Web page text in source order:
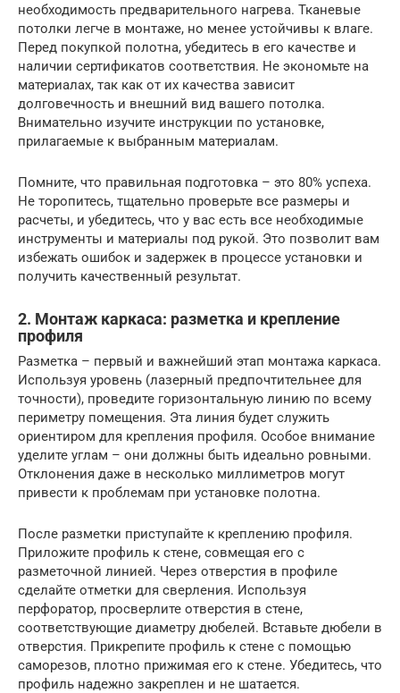
необходимость предварительного нагрева. Тканевые
потолки легче в монтаже, но менее устойчивы к влаге.
Перед покупкой полотна, убедитесь в его качестве и
наличии сертификатов соответствия. Не экономьте на
материалах, так как от их качества зависит
долговечность и внешний вид вашего потолка.
Внимательно изучите инструкции по установке,
прилагаемые к выбранным материалам.
Помните, что правильная подготовка – это 80% успеха.
Не торопитесь, тщательно проверьте все размеры и
расчеты, и убедитесь, что у вас есть все необходимые
инструменты и материалы под рукой. Это позволит вам
избежать ошибок и задержек в процессе установки и
получить качественный результат.
2. Монтаж каркаса: разметка и крепление
профиля
Разметка – первый и важнейший этап монтажа каркаса.
Используя уровень (лазерный предпочтительнее для
точности), проведите горизонтальную линию по всему
периметру помещения. Эта линия будет служить
ориентиром для крепления профиля. Особое внимание
уделите углам – они должны быть идеально ровными.
Отклонения даже в несколько миллиметров могут
привести к проблемам при установке полотна.
После разметки приступайте к креплению профиля.
Приложите профиль к стене, совмещая его с
разметочной линией. Через отверстия в профиле
сделайте отметки для сверления. Используя
перфоратор, просверлите отверстия в стене,
соответствующие диаметру дюбелей. Вставьте дюбели в
отверстия. Прикрепите профиль к стене с помощью
саморезов, плотно прижимая его к стене. Убедитесь, что
профиль надежно закреплен и не шатается.